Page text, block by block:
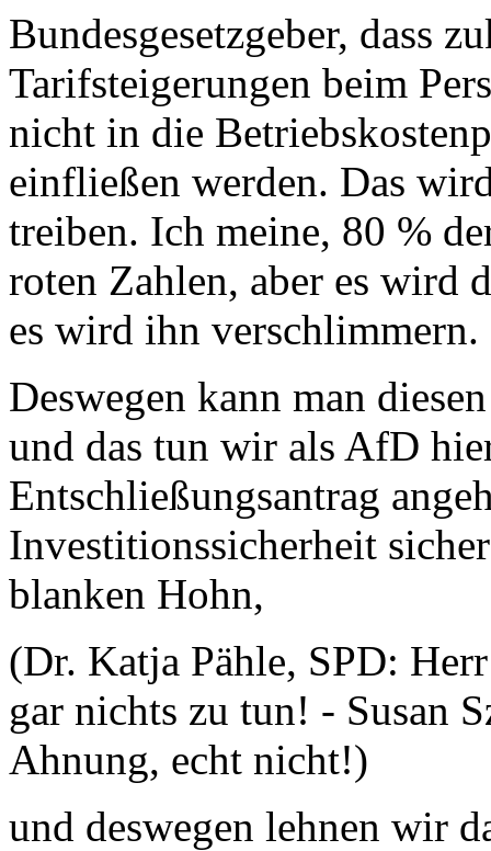
Bundesgesetzgeber, dass
Tarifsteigerungen beim
nicht in die
einfließen werden. Das
treiben. Ich meine, 80 %
roten Zahlen, aber es wird
es wird ihn verschlimmern.
Deswegen kann man
und das tun wir als AfD
Entschließungsantrag
Investitionssicherheit
blanken Hohn,
(Dr. Katja Pähle, SPD:
gar nichts zu tun! - Susan
Ahnung, echt nicht!)
und deswegen lehnen wir